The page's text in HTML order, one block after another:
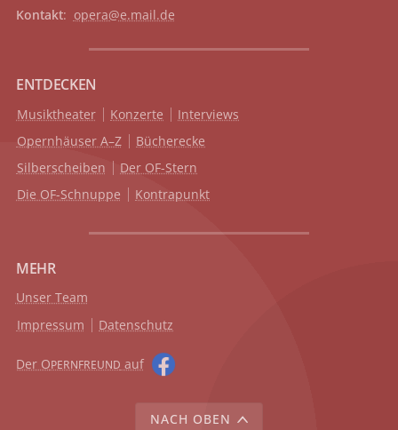
Kontakt: opera@e.mail.de
ENTDECKEN
Musiktheater Konzerte
Interviews
Opernhäuser A–Z
Bücherecke
Silberscheiben
Der OF-Stern
Die OF-Schnuppe
Kontrapunkt
MEHR
Unser Team
Impressum
Datenschutz
Der OPERNFREUND auf
NACH OBEN